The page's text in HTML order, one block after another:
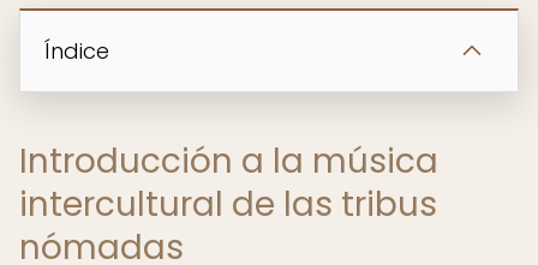
Índice
Introducción a la música
intercultural de las tribus
nómadas